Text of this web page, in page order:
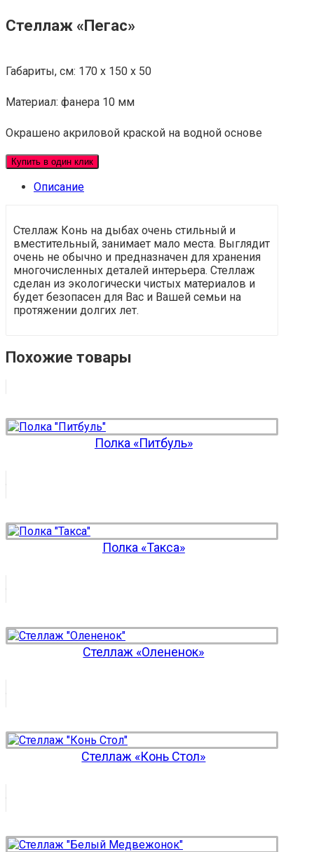
Стеллаж «Пегас»
Габариты, см: 170 x 150 x 50
Материал: фанера 10 мм
Окрашено акриловой краской на водной основе
Купить в один клик
Описание
Стеллаж Конь на дыбах очень стильный и
вместительный, занимает мало места. Выглядит
очень не обычно и предназначен для хранения
многочисленных деталей интерьера. Стеллаж
сделан из экологически чистых материалов и
будет безопасен для Вас и Вашей семьи на
протяжении долгих лет.
Похожие товары
Полка «Питбуль»
Полка «Такса»
Стеллаж «Олененок»
Стеллаж «Конь Стол»